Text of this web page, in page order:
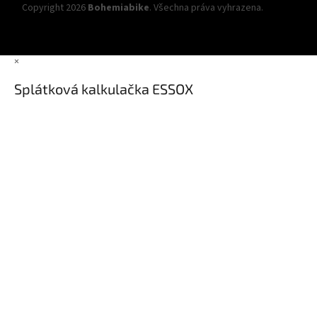
Copyright 2026 Bohemiabike. Všechna práva vyhrazena.
×
Splátková kalkulačka ESSOX